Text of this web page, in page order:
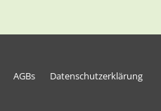
AGBs
Datenschutzerklärung